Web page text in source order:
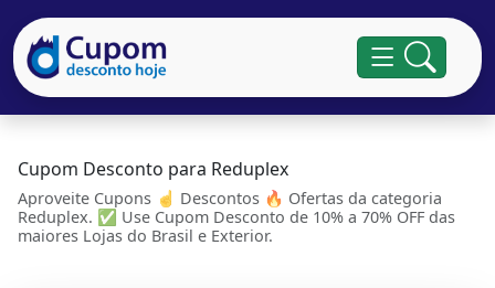
Cupom Desconto para Reduplex
Aproveite Cupons ☝ Descontos 🔥 Ofertas da categoria
Reduplex. ✅ Use Cupom Desconto de 10% a 70% OFF das
maiores Lojas do Brasil e Exterior.